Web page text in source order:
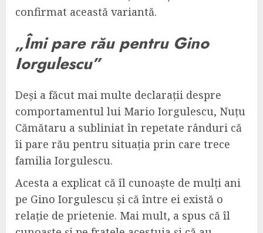
confirmat această variantă.
„Îmi pare rău pentru Gino
Iorgulescu”
Deși a făcut mai multe declarații despre
comportamentul lui Mario Iorgulescu, Nuțu
Cămătaru a subliniat în repetate rânduri că
îi pare rău pentru situația prin care trece
familia Iorgulescu.
Acesta a explicat că îl cunoaște de mulți ani
pe Gino Iorgulescu și că între ei există o
relație de prietenie. Mai mult, a spus că îl